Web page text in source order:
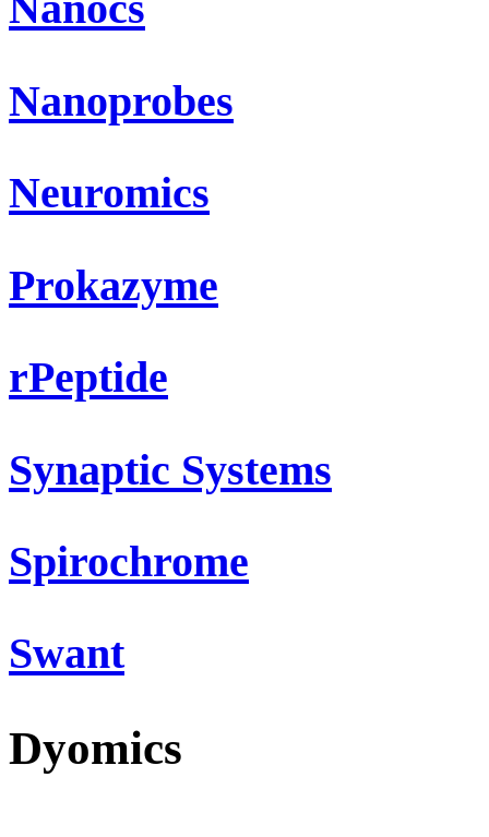
Nanoprobes
Neuromics
Prokazyme
rPeptide
Synaptic Systems
Spirochrome
Swant
Dyomics